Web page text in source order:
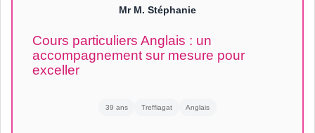
Mr M. Stéphanie
Cours particuliers Anglais : un
accompagnement sur mesure pour
exceller
39 ans Treffiagat Anglais